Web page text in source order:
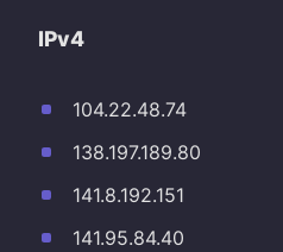
IPv4
104.22.48.74
138.197.189.80
141.8.192.151
141.95.84.40